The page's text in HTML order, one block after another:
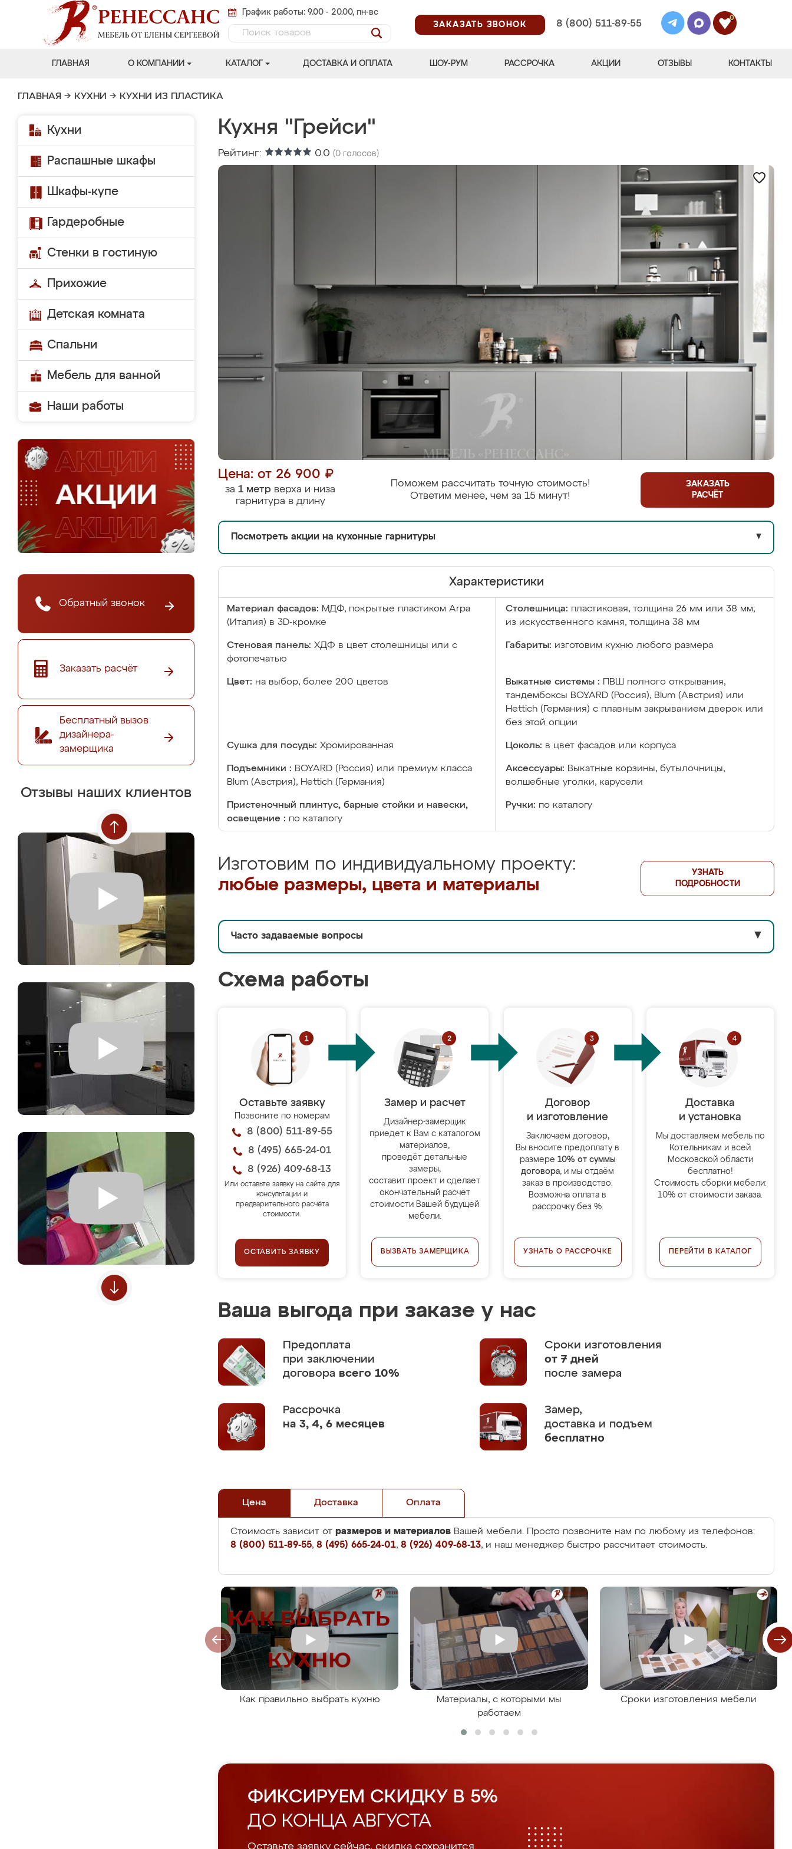
График работы: 9.00 - 20.00, пн-вс
ЗАКАЗАТЬ ЗВОНОК
8 (800) 511-89-55
0
ГЛАВНАЯ О КОМПАНИИ КАТАЛОГ ДОСТАВКА И ОПЛАТА ШОУ-РУМ РАССРОЧКА АКЦИИ ОТЗЫВЫ КОНТАКТЫ
ГЛАВНАЯ → КУХНИ → КУХНИ ИЗ ПЛАСТИКА
Кухни
Распашные шкафы
Шкафы-купе
Гардеробные
Стенки в гостиную
Прихожие
Детская комната
Спальни
Мебель для ванной
Наши работы
Обратный звонок
Заказать расчёт
Бесплатный вызов
дизайнера-
замерщика
Отзывы наших клиентов
Кухня "Грейси"
Рейтинг: 0.0 (0 голосов)
Цена: от 26 900 ₽
за 1 метр верха и низа
гарнитура в длину
Поможем рассчитать точную стоимость!
Ответим менее, чем за 15 минут!
ЗАКАЗАТЬ
РАСЧЁТ
Посмотреть акции на кухонные гарнитуры ▼
Характеристики
Материал фасадов: МДФ, покрытые пластиком Arpa
(Италия) в 3D-кромке
Столешница: пластиковая, толщина 26 мм или 38 мм;
из искусственного камня, толщина 38 мм
Стеновая панель: ХДФ в цвет столешницы или с
фотопечатью
Габариты: изготовим кухню любого размера
Цвет: на выбор, более 200 цветов Выкатные системы :
ПВШ полного открывания,
тандембоксы BOYARD (Россия), Blum (Австрия) или
Hettich (Германия) с плавным закрыванием дверок или
без этой опции
Сушка для посуды: Хромированная Цоколь: в цвет фасадов или корпуса
Подъемники : BOYARD (Россия) или премиум класса
Blum (Австрия), Hettich (Германия)
Аксессуары: Выкатные корзины, бутылочницы,
волшебные уголки, карусели
Пристеночный плинтус, барные стойки и навески,
освещение : по каталогу
Ручки: по каталогу
Изготовим по индивидуальному проекту:
любые размеры, цвета и материалы
УЗНАТЬ
ПОДРОБНОСТИ
Часто задаваемые вопросы ▼
Схема работы
Оставьте заявку
Позвоните по номерам
8 (800) 511-89-55
8 (495) 665-24-01
8 (926) 409-68-13
Или оставьте заявку на сайте для
консультации и
предварительного расчёта
стоимости.
ОСТАВИТЬ ЗАЯВКУ
Замер и расчет
Дизайнер-замерщик
приедет к Вам с каталогом
материалов,
проведёт детальные
замеры,
составит проект и сделает
окончательный расчёт
стоимости Вашей будущей
мебели.
ВЫЗВАТЬ ЗАМЕРЩИКА
Договор
и изготовление
Заключаем договор,
Вы вносите предоплату в
размере 10% от суммы
договора, и мы отдаём
заказ в производство.
Возможна оплата в
рассрочку без %.
УЗНАТЬ О РАССРОЧКЕ
Доставка
и установка
Мы доставляем мебель по
Котельникам и всей
Московской области
бесплатно!
Стоимость сборки мебели:
10% от стоимости заказа.
ПЕРЕЙТИ В КАТАЛОГ
Ваша выгода при заказе у нас
Предоплата
при заключении
договора всего 10%
Сроки изготовления
от 7 дней
после замера
Рассрочка
на 3, 4, 6 месяцев
Замер,
доставка и подъем
бесплатно
Цена Доставка Оплата
Стоимость зависит от размеров и материалов Вашей мебели. Просто позвоните нам по любому из телефонов:
8 (800) 511-89-55, 8 (495) 665-24-01, 8 (926) 409-68-13, и наш менеджер быстро рассчитает стоимость.
Как правильно выбрать кухню
Материалы, с которыми мы
работаем
Сроки изготовления мебели
ФИКСИРУЕМ СКИДКУ В 5%
ДО КОНЦА АВГУСТА
Оставьте заявку сейчас, скидка сохранится.